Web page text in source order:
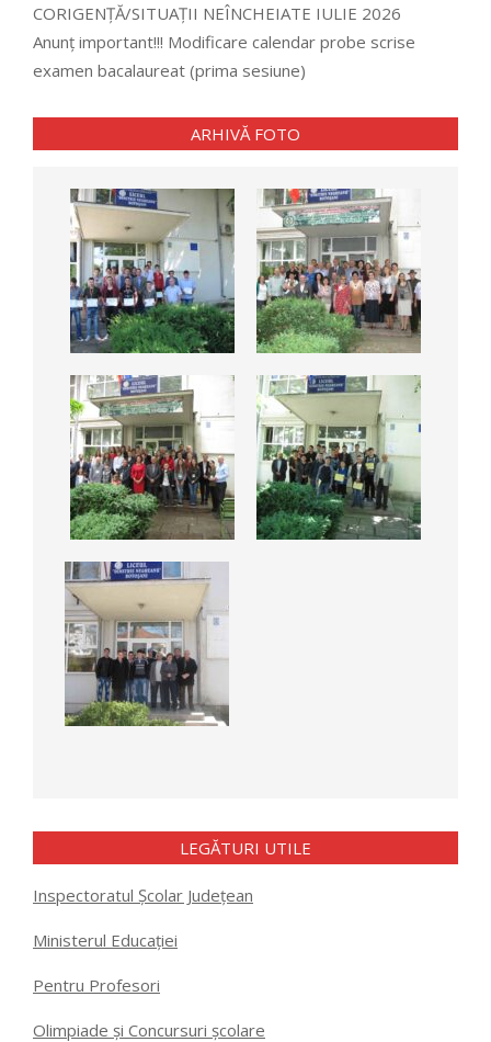
CORIGENȚĂ/SITUAȚII NEÎNCHEIATE IULIE 2026
Anunț important!!! Modificare calendar probe scrise
examen bacalaureat (prima sesiune)
ARHIVĂ FOTO
LEGĂTURI UTILE
Inspectoratul Școlar Județean
Ministerul Educației
Pentru Profesori
Olimpiade și Concursuri școlare